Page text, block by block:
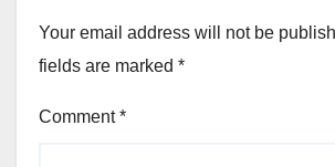
Your email address will not be
fields are marked *
Comment*